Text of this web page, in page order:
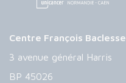
Centre François Baclesse
3 avenue général Harris
BP 45026